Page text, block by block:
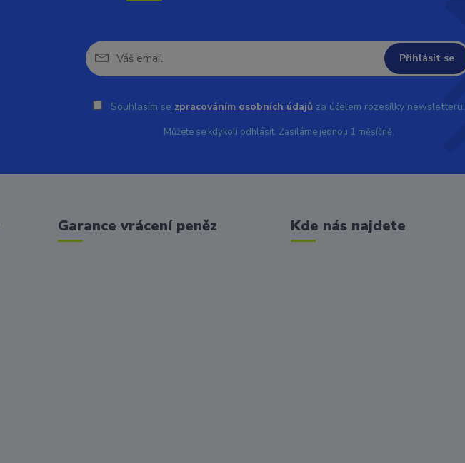
Přihlásit se
Souhlasím se zpracováním osobních údajů za účelem rozesílky newsletteru.
Můžete se kdykoli odhlásit. Zasíláme jednou 1 měsíčně.
Garance vrácení peněz Kde nás najdete